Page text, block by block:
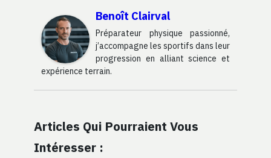
Benoît Clairval
Préparateur physique passionné,
j’accompagne les sportifs dans leur
progression en alliant science et
expérience terrain.
Articles Qui Pourraient Vous
Intéresser :